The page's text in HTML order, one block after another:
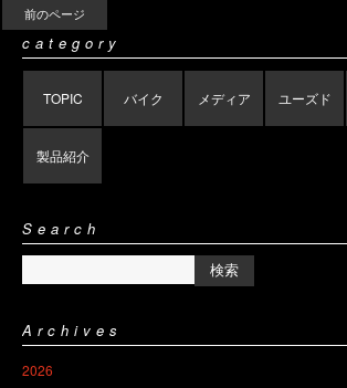
前のページ
category
TOPIC バイク メディア ユーズド
製品紹介
Search
Archives
2026